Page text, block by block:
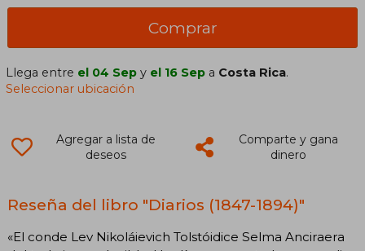
Comprar
Llega entre el 04 Sep y el 16 Sep a Costa Rica.
Seleccionar ubicación
Agregar a lista de
deseos
Comparte y gana
dinero
Reseña del libro "Diarios (1847-1894)"
«El conde Lev Nikoláievich Tolstóidice Selma Anciraera